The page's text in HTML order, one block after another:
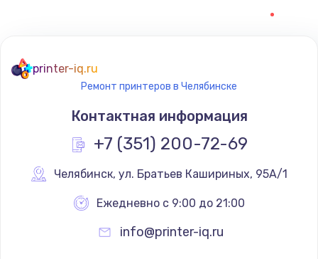
printer-iq.ru
Ремонт принтеров в Челябинске
Контактная информация
+7 (351) 200-72-69
Челябинск, ул. Братьев Кашириных, 95А/1
Ежедневно с 9:00 до 21:00
info@printer-iq.ru